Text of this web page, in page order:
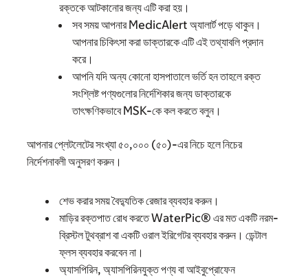
রক্তকে আটকানোর জন্য এটি করা হয়।
সব সময় আপনার MedicAlert অ্যালার্ট পড়ে থাকুন।
আপনার চিকিৎসা করা ডাক্তারকে এটি এই তথ্যাবলি প্রদান
করে।
আপনি যদি অন্য কোনো হাসপাতালে ভর্তি হন তাহলে রক্ত
সংশ্লিষ্ট পণ্যগুলোর নির্দেশিকার জন্য ডাক্তারকে
তাৎক্ষণিকভাবে MSK-কে কল করতে বলুন।
আপনার প্লেটলেটের সংখ্যা ৫০,০০০ (৫০)-এর নিচে হলে নিচের
নির্দেশনাবলী অনুসরণ করুন।
শেভ করার সময় বৈদ্যুতিক রেজার ব্যবহার করুন।
মাড়ির রক্তপাত রোধ করতে WaterPic® এর মত একটি নরম-
ব্রিস্টল টুথব্রাশ বা একটি ওরাল ইরিগেটর ব্যবহার করুন। ডেন্টাল
ফ্লস ব্যবহার করবেন না।
অ্যাসপিরিন, অ্যাসপিরিনযুক্ত পণ্য বা আইবুপ্রোফেন